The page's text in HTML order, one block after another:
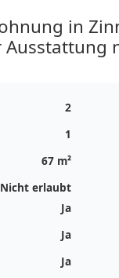
in
2
1
67 m²
Nicht erlaubt
Ja
Ja
Ja